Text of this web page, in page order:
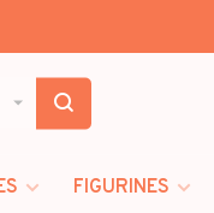
FIGURINES